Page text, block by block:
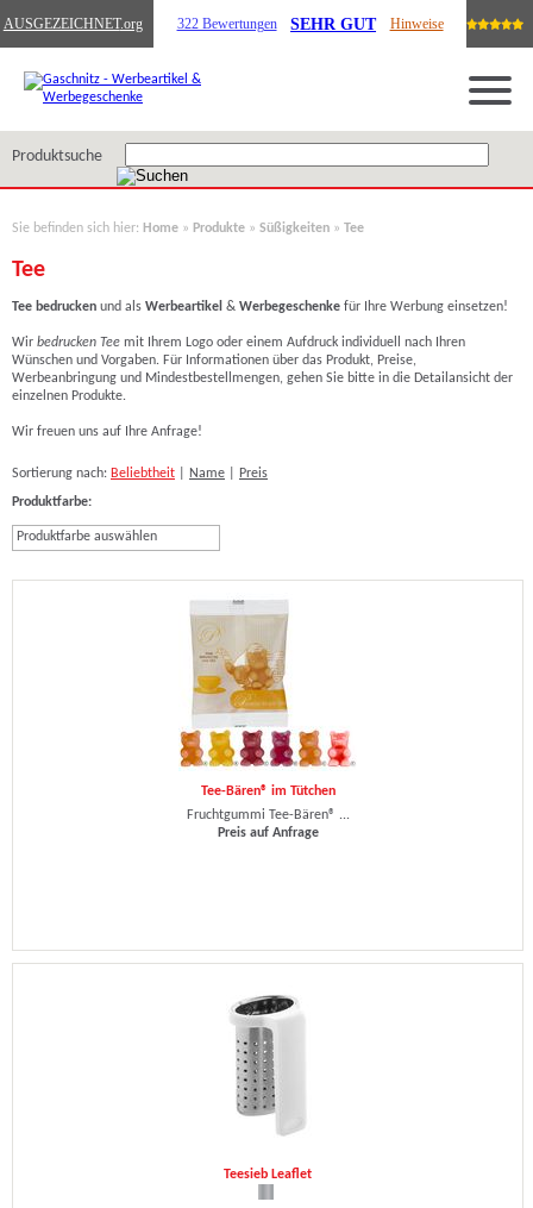
AUSGEZEICHNET.org 322 Bewertungen SEHR GUT Hinweise
Produktsuche
Sie befinden sich hier: Home » Produkte » Süßigkeiten » Tee
Tee
Tee bedrucken und als Werbeartikel & Werbegeschenke für Ihre Werbung einsetzen!
Wir bedrucken Tee mit Ihrem Logo oder einem Aufdruck individuell nach Ihren
Wünschen und Vorgaben. Für Informationen über das Produkt, Preise,
Werbeanbringung und Mindestbestellmengen, gehen Sie bitte in die Detailansicht der
einzelnen Produkte.
Wir freuen uns auf Ihre Anfrage!
Sortierung nach: Beliebtheit Name
Preis
Produktfarbe:
Produktfarbe auswählen
Tee-Bären® im Tütchen
Fruchtgummi Tee-Bären® ...
Preis auf Anfrage
Teesieb Leaflet